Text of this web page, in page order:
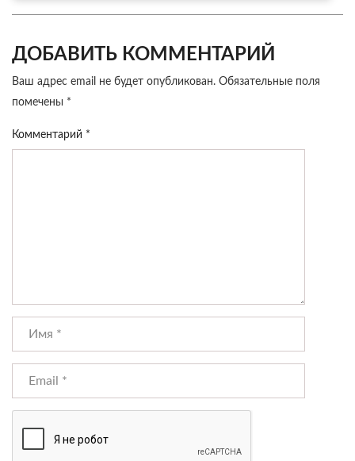
ДОБАВИТЬ КОММЕНТАРИЙ
Ваш адрес email не будет опубликован. Обязательные поля
помечены *
Комментарий *